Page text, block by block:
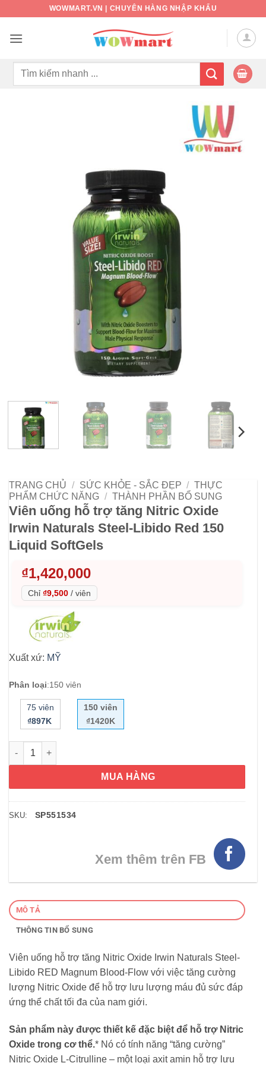
nội
WOWMART.VN | CHUYÊN HÀNG NHẬP KHẨU
Tìm
TRANG CHỦ / SỨC KHỎE - SẮC ĐẸP / THỰC
PHẨM CHỨC NĂNG / THÀNH PHẦN BỔ SUNG
Viên uống hỗ trợ tăng Nitric Oxide
Irwin Naturals Steel-Libido Red 150
Liquid SoftGels
₫1,420,000
Chỉ ₫9,500 / viên
Xuất xứ: MỸ
Phân loại:150 viên
75 viên
₫897K
150 viên
₫1420K
Viên uống hỗ trợ tăng Nitric Oxide Irwin Naturals Steel-Libido
MUA HÀNG
SKU: SP551534
Xem thêm trên FB
MÔ TẢ
THÔNG TIN BỔ SUNG
Viên uống hỗ trợ tăng Nitric Oxide Irwin Naturals Steel-
Libido RED Magnum Blood-Flow với việc tăng cường
lượng Nitric Oxide để hỗ trợ lưu lượng máu đủ sức đáp
ứng thể chất tối đa của nam giới.
Sản phẩm này được thiết kế đặc biệt để hỗ trợ Nitric
Oxide trong cơ thể.* Nó có tính năng “tăng cường”
Nitric Oxide L-Citrulline – một loại axit amin hỗ trợ lưu